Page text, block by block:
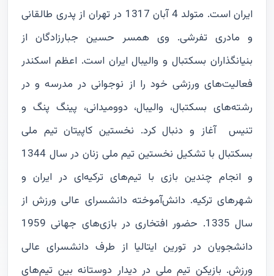
ایران است. متولد 4 آبان 1317 در تهران از پدری طالقانی
و مادری تفرشی. وی همسر حسین جبارزادگان از
بنیانگذاران بسکتبال و والیبال ایران است. اعظم اسکندر
فعالیت‌های ورزشی خود را از نوجوانی در مدرسه و در
رشته‌های بسکتبال، والیبال، دوومیدانی، پینگ پنگ و
تنیس آغاز و دنبال کرد. نخستین کاپیتان تیم ملی
بسکتبال با تشکیل نخستین تیم ملی زنان در سال 1344
و انجام چندین بازی با تیم‌های ترکیه‌ای در ایران و
شهرهای ترکیه. دانش‌آموخته دانشسرای عالی ورزش از
سال 1335. حضور افتخاری در بازی‌های جهانی 1959
دانشجویان در تورین ایتالیا از طرف دانشسرای عالی
ورزش. بازیکن تیم ملی در دیدار دوستانه بین تیم‌های